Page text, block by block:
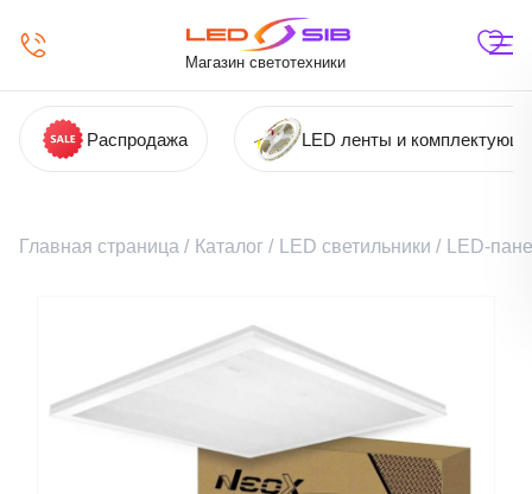
Магазин светотехники
Распродажа LED ленты и
Главная страница / Каталог / LED светильники / LED-